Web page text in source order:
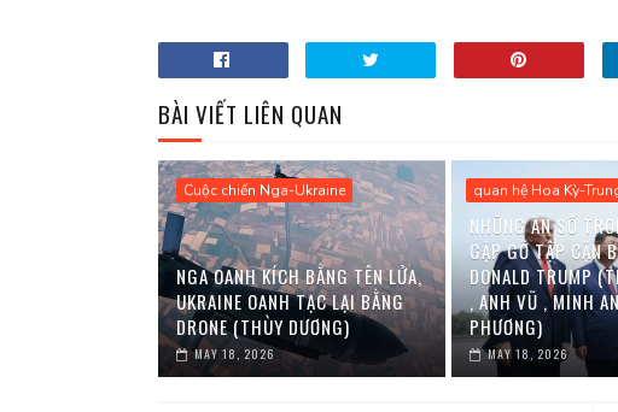
BÀI VIẾT LIÊN QUAN
Cuộc chiến Nga-Ukraine
NGA OANH KÍCH BẰNG TÊN LỬA,
UKRAINE OANH TẠC LẠI BẰNG
DRONE (THÙY DƯƠNG)
MAY 18, 2026
quan hệ Hoa Kỳ-
NHỮNG ẨN SỐ
GẶP GỠ TẬP CẬN
DONALD TRUMP
, ANH VŨ , MINH
PHƯƠNG)
MAY 18, 2026